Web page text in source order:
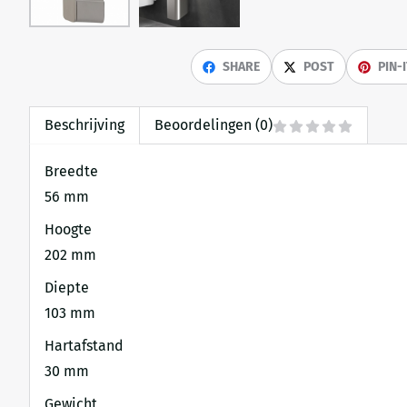
SHARE POST PIN-
Beschrijving Beoordelingen (0)
Breedte
56 mm
Hoogte
202 mm
Diepte
103 mm
Hartafstand
30 mm